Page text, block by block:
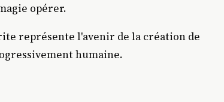
opérer.
représente l'avenir de la création de
humaine.